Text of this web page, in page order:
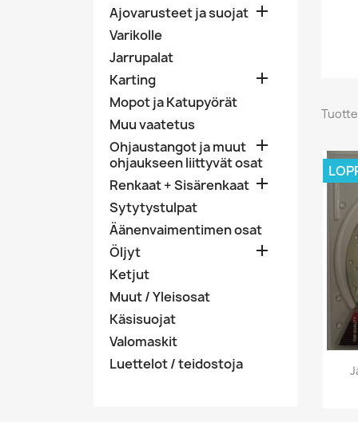
Ajovarusteet ja suojat 
Varikolle
Jarrupalat
Karting

Mopot ja Katupyörät
Muu vaatetus
Ohjaustangot ja muut
ohjaukseen liittyvät osat

Renkaat + Sisärenkaat 
Sytytystulpat
Äänenvaimentimen osat
Öljyt

Ketjut
Muut / Yleisosat
Käsisuojat
Valomaskit
Luettelot / teidostoja